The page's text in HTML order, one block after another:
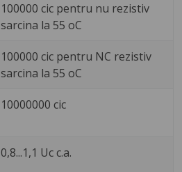
100000 cic pentru nu rezistiv
sarcina la 55 oC
100000 cic pentru NC rezistiv
sarcina la 55 oC
10000000 cic
0,8...1,1 Uc c.a.